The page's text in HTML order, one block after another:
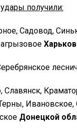
получили:
Садовод,
Славянск,
Донецкой